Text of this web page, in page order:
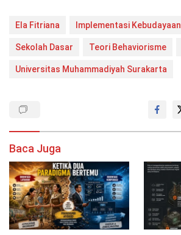
Ela Fitriana Implementasi Kebudayaan
Sekolah Dasar Teori Behaviorisme
Universitas Muhammadiyah Surakarta
Baca Juga